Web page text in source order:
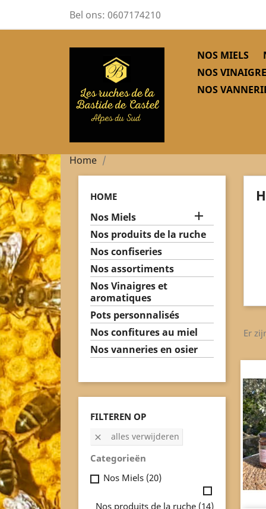
Bel ons: 0607174210
NOS MIELS
NOS
NOS
Home
HOME
Nos Miels 
Nos produits de la ruche
Nos confiseries
Nos assortiments
Nos Vinaigres et
aromatiques
Pots personnalisés
Nos confitures au miel
Nos vanneries en osier
FILTEREN OP
 alles verwijderen
Categorieën
Nos Miels (20)
Nos produits de la ruche (14)
Er